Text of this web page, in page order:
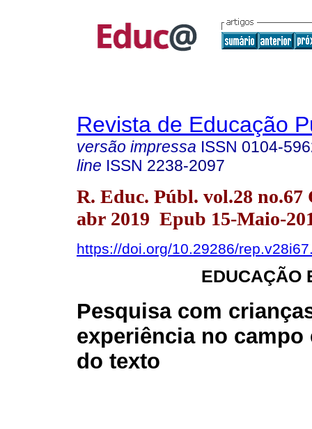
Revista de Educação
versão impressa ISSN 0104-
line ISSN 2238-2097
R. Educ. Públ. vol.28 no.67
abr 2019 Epub 15-Maio-
https://doi.org/10.29286/
EDUCAÇÃO
Pesquisa com
experiência no campo
do texto